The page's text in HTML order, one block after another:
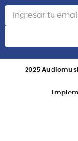
2025